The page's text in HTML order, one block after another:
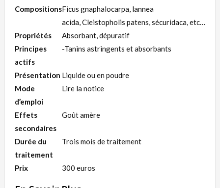
CompositionsFicus gnaphalocarpa, lannea
acida, Cleistopholis patens, sécuridaca, etc…
Propriétés
Absorbant, dépuratif
Principes
actifs
-Tanins astringents et absorbants
Présentation Liquide ou en poudre
Mode
d’emploi
Lire la notice
Effets
secondaires
Goût amère
Durée du
traitement
Trois mois de traitement
Prix 300 euros